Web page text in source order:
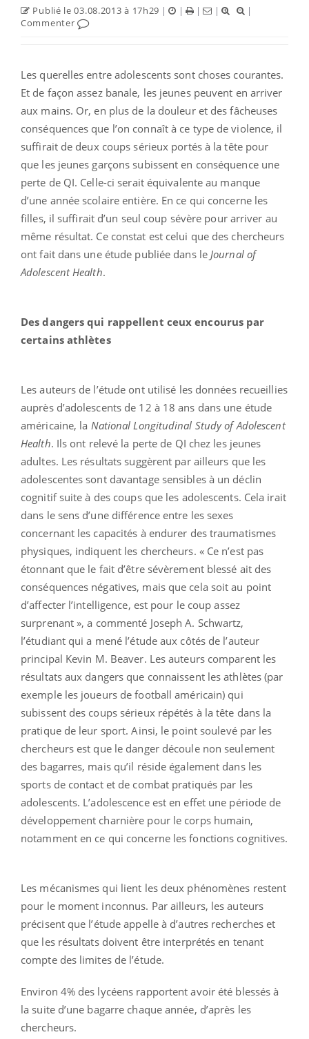
Publié le 03.08.2013 à 17h29 | | | |
|
Commenter
Les querelles entre adolescents sont choses courantes.
Et de façon assez banale, les jeunes peuvent en arriver
aux mains. Or, en plus de la douleur et des fâcheuses
conséquences que l’on connaît à ce type de violence, il
suffirait de deux coups sérieux portés à la tête pour
que les jeunes garçons subissent en conséquence une
perte de QI. Celle-ci serait équivalente au manque
d’une année scolaire entière. En ce qui concerne les
filles, il suffirait d’un seul coup sévère pour arriver au
même résultat. Ce constat est celui que des chercheurs
ont fait dans une étude publiée dans le Journal of
Adolescent Health.
Des dangers qui rappellent ceux encourus par
certains athlètes
Les auteurs de l’étude ont utilisé les données recueillies
auprès d’adolescents de 12 à 18 ans dans une étude
américaine, la National Longitudinal Study of Adolescent
Health. Ils ont relevé la perte de QI chez les jeunes
adultes. Les résultats suggèrent par ailleurs que les
adolescentes sont davantage sensibles à un déclin
cognitif suite à des coups que les adolescents. Cela irait
dans le sens d’une différence entre les sexes
concernant les capacités à endurer des traumatismes
physiques, indiquent les chercheurs. « Ce n’est pas
étonnant que le fait d’être sévèrement blessé ait des
conséquences négatives, mais que cela soit au point
d’affecter l’intelligence, est pour le coup assez
surprenant », a commenté Joseph A. Schwartz,
l’étudiant qui a mené l’étude aux côtés de l’auteur
principal Kevin M. Beaver. Les auteurs comparent les
résultats aux dangers que connaissent les athlètes (par
exemple les joueurs de football américain) qui
subissent des coups sérieux répétés à la tête dans la
pratique de leur sport. Ainsi, le point soulevé par les
chercheurs est que le danger découle non seulement
des bagarres, mais qu’il réside également dans les
sports de contact et de combat pratiqués par les
adolescents. L’adolescence est en effet une période de
développement charnière pour le corps humain,
notamment en ce qui concerne les fonctions cognitives.
Les mécanismes qui lient les deux phénomènes restent
pour le moment inconnus. Par ailleurs, les auteurs
précisent que l’étude appelle à d’autres recherches et
que les résultats doivent être interprétés en tenant
compte des limites de l’étude.
Environ 4% des lycéens rapportent avoir été blessés à
la suite d’une bagarre chaque année, d’après les
chercheurs.